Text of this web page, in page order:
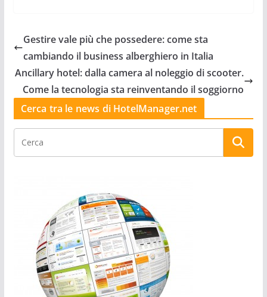
Gestire vale più che possedere: come sta
cambiando il business alberghiero in Italia
Ancillary hotel: dalla camera al noleggio di scooter.
Come la tecnologia sta reinventando il soggiorno
Cerca tra le news di HotelManager.net